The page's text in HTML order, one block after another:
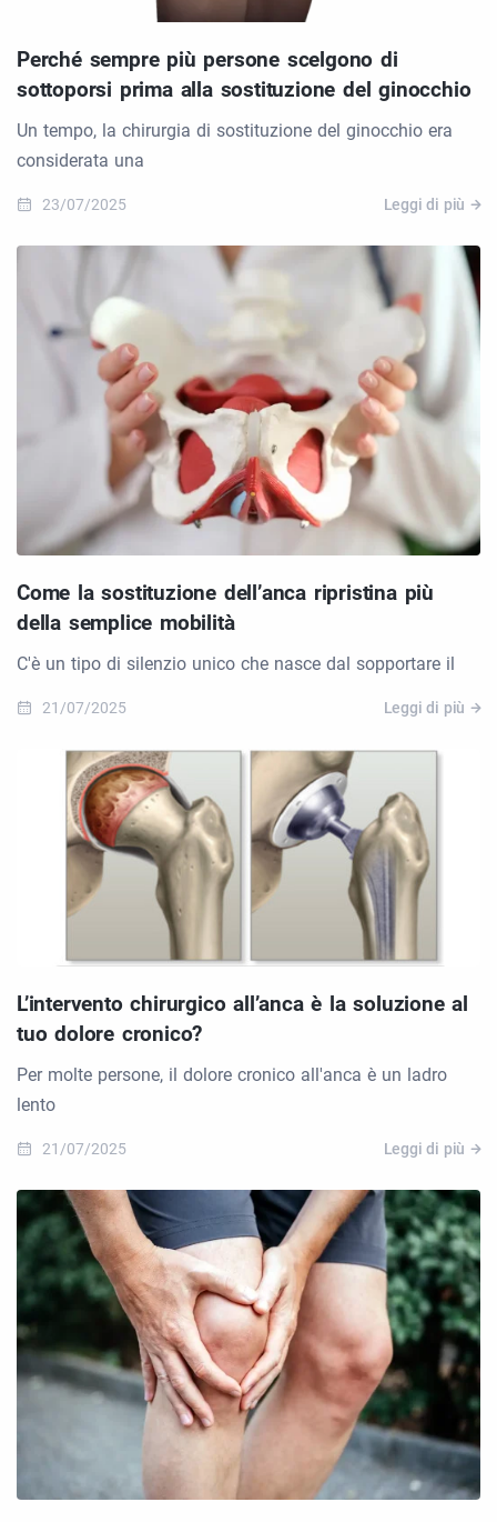
Perché sempre più persone scelgono di
sottoporsi prima alla sostituzione del ginocchio
Un tempo, la chirurgia di sostituzione del ginocchio era
considerata una
23/07/2025 Leggi di più
Come la sostituzione dell’anca ripristina più
della semplice mobilità
C'è un tipo di silenzio unico che nasce dal sopportare il
21/07/2025 Leggi di più
L’intervento chirurgico all’anca è la soluzione al
tuo dolore cronico?
Per molte persone, il dolore cronico all'anca è un ladro
lento
21/07/2025 Leggi di più